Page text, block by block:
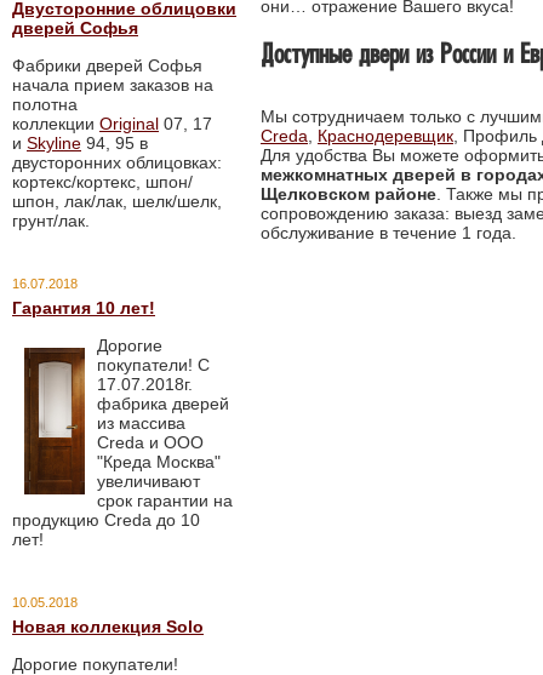
Двусторонние облицовки
дверей Софья
Фабрики дверей Софья
начала прием заказов на
полотна
коллекции Original 07, 17
и Skyline 94, 95 в
двусторонних облицовках:
кортекс/кортекс, шпон/
шпон, лак/лак, шелк/шелк,
грунт/лак.
16.07.2018
Гарантия 10 лет!
Дорогие
покупатели! С
17.07.2018г.
фабрика дверей
из массива
Creda и ООО
"Креда Москва"
увеличивают
срок гарантии на
продукцию Creda до 10
лет!
10.05.2018
Новая коллекция Solo
Дорогие покупатели!
они… отражение Вашего вкуса!
Доступные двери из России и
Мы сотрудничаем только с
Creda
Краснодеревщик ,
Для удобства Вы можете
межкомнатных дверей в
Щелковском районе . Также мы
сопровождению заказа: выезд
обслуживание в течение 1 года.